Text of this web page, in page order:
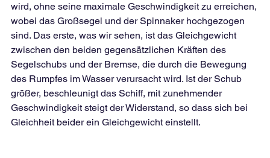
wird, ohne seine maximale Geschwindigkeit zu erreichen,
wobei das Großsegel und der Spinnaker hochgezogen
sind. Das erste, was wir sehen, ist das Gleichgewicht
zwischen den beiden gegensätzlichen Kräften des
Segelschubs und der Bremse, die durch die Bewegung
des Rumpfes im Wasser verursacht wird. Ist der Schub
größer, beschleunigt das Schiff, mit zunehmender
Geschwindigkeit steigt der Widerstand, so dass sich bei
Gleichheit beider ein Gleichgewicht einstellt.